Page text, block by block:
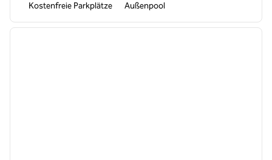
Kostenfreie Parkplätze Außenpool
1 von 12